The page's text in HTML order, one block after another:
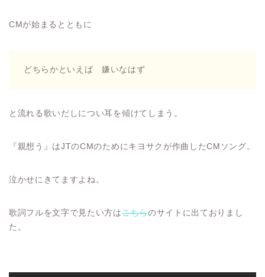
CMが始まるとともに
どちらかといえば 嫌いなはず
と流れる歌いだしについ耳を傾けてしまう。
『親想う』はJTのCMのためにキヨサクが作曲したCMソング。
泣かせにきてますよね。
歌詞フルを文字で見たい方はこちらのサイトに出ておりまし
た。